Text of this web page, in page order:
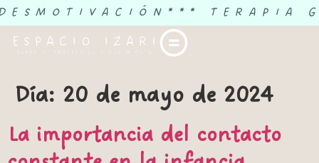
*** TERAPIA
Día: 20 de mayo de 2024
La importancia del contacto